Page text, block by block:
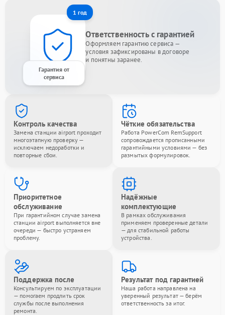
1 год
Гарантия от
сервиса
Ответственность с гарантией
Оформляем гарантию сервиса —
условия зафиксированы в договоре
и понятны заранее.
Контроль качества
Замена станции airport проходит
многоэтапную проверку —
исключаем недоработки и
повторные сбои.
Чёткие обязательства
Работа PowerCom RemSupport
сопровождается прописанными
гарантийными условиями — без
размытых формулировок.
Приоритетное
обслуживание
При гарантийном случае замена
станции airport выполняется вне
очереди — быстро устраняем
проблему.
Надёжные
комплектующие
В рамках обслуживания
применяем проверенные детали
— для стабильной работы
устройства.
Поддержка после
Консультируем по эксплуатации
— помогаем продлить срок
службы после выполнения
ремонта.
Результат под гарантией
Наша работа направлена на
уверенный результат — берём
ответственность за итог.